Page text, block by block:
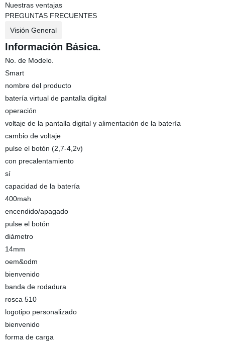
Nuestras ventajas
PREGUNTAS FRECUENTES
Visión General
Información Básica.
No. de Modelo.
Smart
nombre del producto
batería virtual de pantalla digital
operación
voltaje de la pantalla digital y alimentación de la batería
cambio de voltaje
pulse el botón (2,7-4,2v)
con precalentamiento
sí
capacidad de la batería
400mah
encendido/apagado
pulse el botón
diámetro
14mm
oem&odm
bienvenido
banda de rodadura
rosca 510
logotipo personalizado
bienvenido
forma de carga